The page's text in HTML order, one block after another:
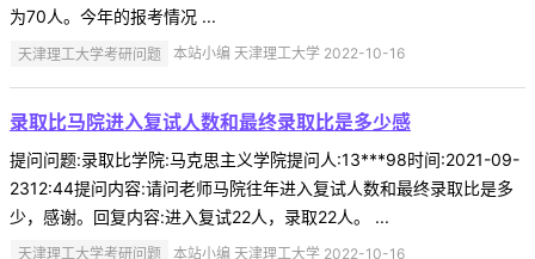
为70人。今年的报考情况 ...
天津理工大学考研问题 本站小编 天津理工大学 2022-10-16
录取比马院进入复试人数和最终录取比是多少感
提问问题:录取比学院:马克思主义学院提问人:13***98时间:2021-09-
2312:44提问内容:请问老师马院往年进入复试人数和最终录取比是多
少，感谢。回复内容:进入复试22人，录取22人。 ...
天津理工大学考研问题 本站小编 天津理工大学 2022-10-16